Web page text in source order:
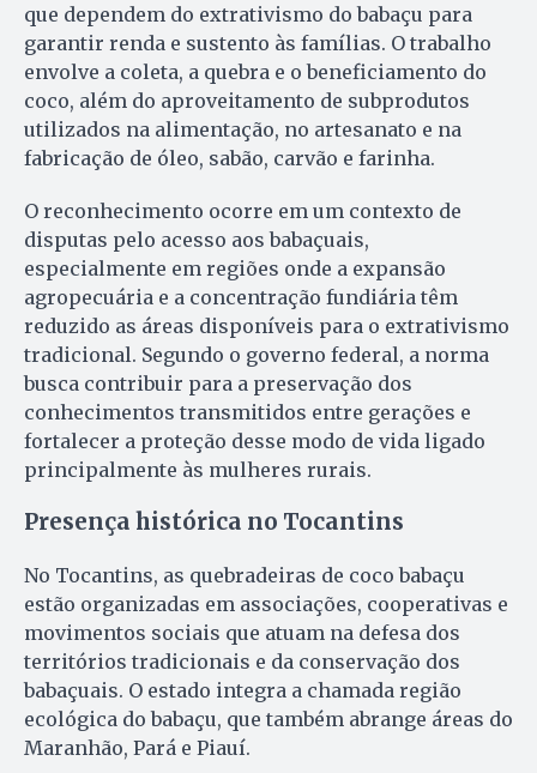
que dependem do extrativismo do babaçu para
garantir renda e sustento às famílias. O trabalho
envolve a coleta, a quebra e o beneficiamento do
coco, além do aproveitamento de subprodutos
utilizados na alimentação, no artesanato e na
fabricação de óleo, sabão, carvão e farinha.
O reconhecimento ocorre em um contexto de
disputas pelo acesso aos babaçuais,
especialmente em regiões onde a expansão
agropecuária e a concentração fundiária têm
reduzido as áreas disponíveis para o extrativismo
tradicional. Segundo o governo federal, a norma
busca contribuir para a preservação dos
conhecimentos transmitidos entre gerações e
fortalecer a proteção desse modo de vida ligado
principalmente às mulheres rurais.
Presença histórica no Tocantins
No Tocantins, as quebradeiras de coco babaçu
estão organizadas em associações, cooperativas e
movimentos sociais que atuam na defesa dos
territórios tradicionais e da conservação dos
babaçuais. O estado integra a chamada região
ecológica do babaçu, que também abrange áreas do
Maranhão, Pará e Piauí.